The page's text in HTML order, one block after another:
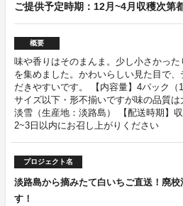
ご提供予定時期：12月~4月収穫次第
概要
味や香りはそのまんま。少し小さかっ
を集めました。かわいらしい見た目で
だきやすいです。 【内容量】4パック
サイズ以下・形不揃いですが味の品質は
淡雪（生産地：淡路島） 【配送時期】
2~3日以内にお召し上がりください
プロジェクト名
淡路島から摘みたて白いちご直送！廃
す！